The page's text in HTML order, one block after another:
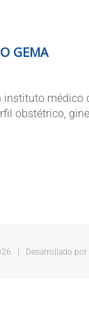
GEMA
instituto
obstétrico,
| Desarrollado por